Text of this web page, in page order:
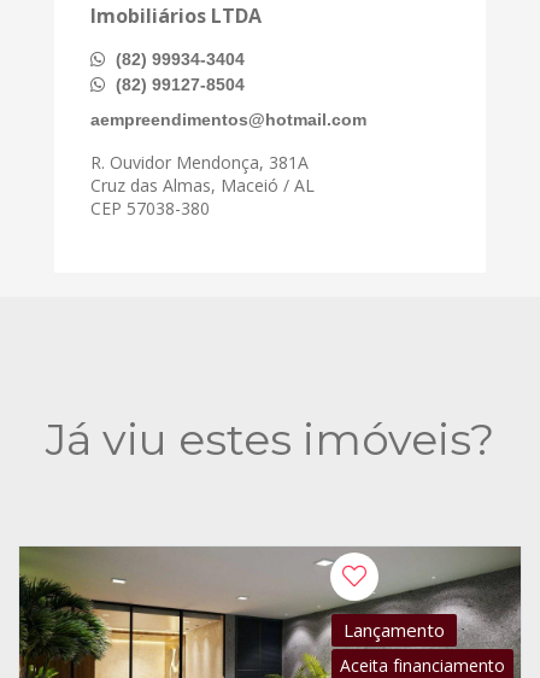
Imobiliários LTDA
(82) 99934-3404
(82) 99127-8504
aempreendimentos@hotmail.com
R. Ouvidor Mendonça, 381A
Cruz das Almas, Maceió / AL
CEP 57038-380
Já viu estes imóveis?
Lançamento
Aceita financiamento